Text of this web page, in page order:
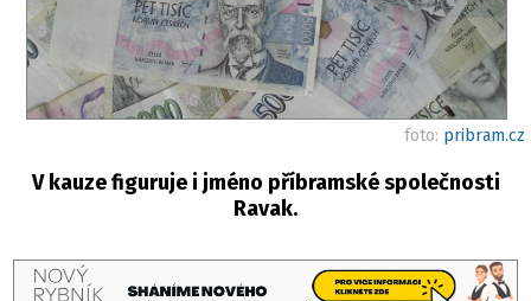
foto: pribram.cz
V kauze figuruje i jméno příbramské společnosti
Ravak.